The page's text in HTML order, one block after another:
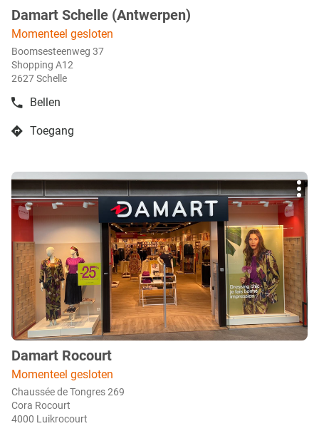
boetiek
:
Damart Schelle (Antwerpen)
Momenteel gesloten
Boomsesteenweg 37
Shopping A12
2627 Schelle
Bellen
de
DamartToegang
naar
Damart
Schelle
(Antwerpen)
Druk
op
de
ENTER
toets
voor
meer
info
boetiek
:
Damart Rocourt
Momenteel gesloten
Chaussée de Tongres 269
Cora Rocourt
4000 Luikrocourt